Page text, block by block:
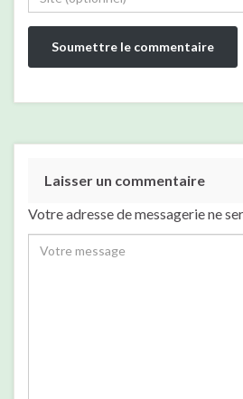
Laisser un commentaire
Votre adresse de messagerie ne